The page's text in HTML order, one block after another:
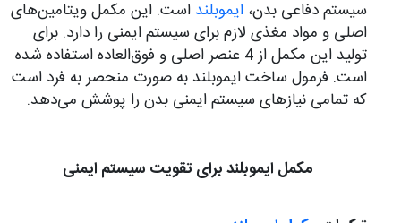
سیستم دفاعی بدن،ایموبلنداست. این مکمل ویتامین‌های
اصلی و مواد مغذی لازم برای سیستم ایمنی را دارد. برای
تولید این مکمل از 4 عنصر اصلی و فوق‌العاده استفاده شده
است. فرمول ساخت ایموبلند به صورت منحصر به فرد است
که تمامی نیازهای سیستم ایمنی بدن را پوشش می‌دهد.
مکمل ایموبلند برای تقویت سیستم ایمنی